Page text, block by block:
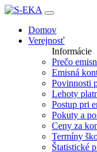
Domov
Verejnosť
Informácie
Prečo
Emisná
Povinnosti
Lehoty
Postup pri
Pokuty a
Ceny za
Termíny
Štatistické